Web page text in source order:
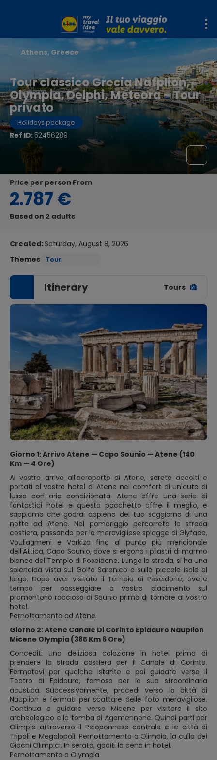
Tour classico Grecia Nafplion,
Olympia, Delphi, Meteora - Tour
privato
Holidays package
Ref ID:52456289
Athens, Greece
price per person From
2.787 €
Based on 2 adults
Created: Saturday, August 8, 2026
Themes
Tour
Itinerary Tours
Giorno 1: Arrivo Atene — Capo Sounio — Atene (140
Km — 4 Ore)
Al vostro arrivo all'aeroporto di Atene, sarete accolti e
portati al vostro hotel di Atene nel comfort di un'auto di
lusso con aria condizionata. Atene offre una serie di
fantastici hotel e questo pacchetto offre il meglio, e
sappiamo che godrai appieno del tuo soggiorno di una
notte ad Atene. Nel pomeriggio percorrete la strada
costiera, passando per le meravigliose spiagge di Glyfada,
Vouliagmeni e Varkiza fino al punto più meridionale
dell'Attica, Capo Sounio, dove si ergono i pilastri di marmo
bianco del Tempio di Poseidone. Lungo la strada, si ha una
splendida vista sul Golfo Saronico e sulle piccole isole al
largo. Dopo aver visitato il Tempio di Poseidone, avete
tempo per passeggiare a vostro piacimento sul
promontorio roccioso di Sounio prima di tornare al vostro
hotel.
Pernottamento ad Atene.
Giorno 2: Atene Canale Di Corinto Epidauro Nauplion
Micene Olympia (385 Km 6 Ore)
Concediti una deliziosa colazione in hotel prima di
prendere la strada costiera per il Canale di Corinto.
Fermatevi per qualche istante e poi guidate verso il
Teatro di Epidauro, famoso per la sua straordinaria
acustica. Successivamente, procedi verso la città di
Nauplion e fermati per scattare delle foto meravigliose.
Continua a guidare verso Micene per visitare il sito
archeologico e la tomba di Agamennone. Quindi parti per
Olimpia attraverso il Peloponneso centrale e le città di
Tripoli e Megalopoli. Pernottamento a Olimpia, la culla dei
Giochi Olimpici. In serata, goditi la cena in hotel.
Pernottamento a Olympia.